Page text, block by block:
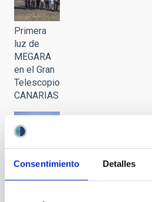
Consentimiento Detalles
Primera
luz de
MEGARA
en el Gran
Telescopio
CANARIAS
MEGARA